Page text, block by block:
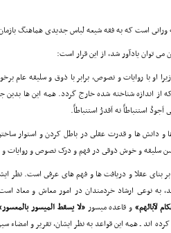
ورانى است که به فقه شیعه لباس جدیدى هماهنگ
توان یادآور شد، از این قرار است:
او با روایات و نصوص، برابر با ذوق و سلیقه عام
که از اندازه شناخته شده خارج گردد. همه این ها
استنباطاً نه اَقدرُ استنباطاً.
و دانش ها و قدرت عقلى در باطل کردن و استوار
سلیقه و خوش ذوقى در فهم و درک نصوص و روایات و
بناى عقلا و دریافت ها و فهم هاى عرفى است. نظر
به نوعى ارشاد خردمندان در امور معاش و
لآبائهم» و قاعده میسور«لا یسقط المیسور
اند ـ همه این قواعد به نظر ایشان، تقریر و